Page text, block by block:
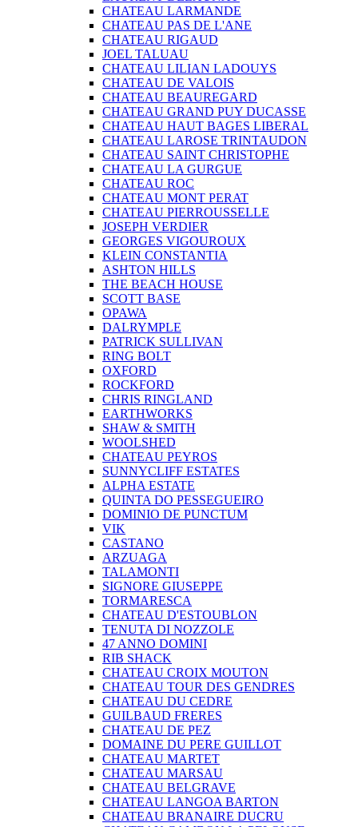
CHATEAU LARMANDE
CHATEAU PAS DE L'ANE
CHATEAU RIGAUD
JOEL TALUAU
CHATEAU LILIAN LADOUYS
CHATEAU DE VALOIS
CHATEAU BEAUREGARD
CHATEAU GRAND PUY DUCASSE
CHATEAU HAUT BAGES LIBERAL
CHATEAU LAROSE TRINTAUDON
CHATEAU SAINT CHRISTOPHE
CHATEAU LA GURGUE
CHATEAU ROC
CHATEAU MONT PERAT
CHATEAU PIERROUSSELLE
JOSEPH VERDIER
GEORGES VIGOUROUX
KLEIN CONSTANTIA
ASHTON HILLS
THE BEACH HOUSE
SCOTT BASE
OPAWA
DALRYMPLE
PATRICK SULLIVAN
RING BOLT
OXFORD
ROCKFORD
CHRIS RINGLAND
EARTHWORKS
SHAW & SMITH
WOOLSHED
CHATEAU PEYROS
SUNNYCLIFF ESTATES
ALPHA ESTATE
QUINTA DO PESSEGUEIRO
DOMINIO DE PUNCTUM
VIK
CASTANO
ARZUAGA
TALAMONTI
SIGNORE GIUSEPPE
TORMARESCA
CHATEAU D'ESTOUBLON
TENUTA DI NOZZOLE
47 ANNO DOMINI
RIB SHACK
CHATEAU CROIX MOUTON
CHATEAU TOUR DES GENDRES
CHATEAU DU CEDRE
GUILBAUD FRERES
CHATEAU DE PEZ
DOMAINE DU PERE GUILLOT
CHATEAU MARTET
CHATEAU MARSAU
CHATEAU BELGRAVE
CHATEAU LANGOA BARTON
CHATEAU BRANAIRE DUCRU